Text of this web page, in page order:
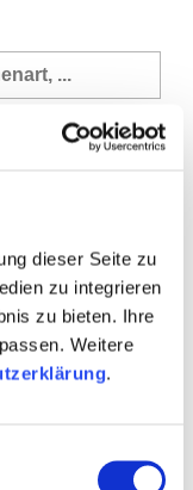
dieser Seite zu
zu integrieren
zu bieten. Ihre
Weitere
.